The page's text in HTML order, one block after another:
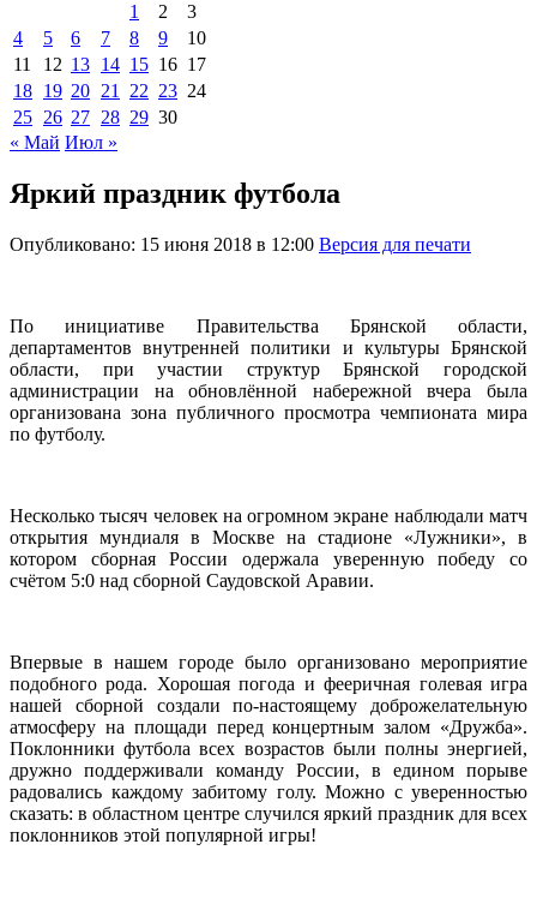
1 2
3
4
5 6 7 8 9
10
11
12 13 14 15 16 17
18 19 20 21 22 23 24
25 26 27 28 29 30
« Май Июл »
Яркий праздник футбола
Опубликовано: 15 июня 2018 в 12:00 Версия для печати
По инициативе Правительства Брянской области,
департаментов внутренней политики и культуры Брянской
области, при участии структур Брянской городской
администрации на обновлённой набережной вчера была
организована зона публичного просмотра чемпионата мира
по футболу.
Несколько тысяч человек на огромном экране наблюдали матч
открытия мундиаля в Москве на стадионе «Лужники», в
котором сборная России одержала уверенную победу со
счётом 5:0 над сборной Саудовской Аравии.
Впервые в нашем городе было организовано мероприятие
подобного рода. Хорошая погода и фееричная голевая игра
нашей сборной создали по-настоящему доброжелательную
атмосферу на площади перед концертным залом «Дружба».
Поклонники футбола всех возрастов были полны энергией,
дружно поддерживали команду России, в едином порыве
радовались каждому забитому голу. Можно с уверенностью
сказать: в областном центре случился яркий праздник для всех
поклонников этой популярной игры!